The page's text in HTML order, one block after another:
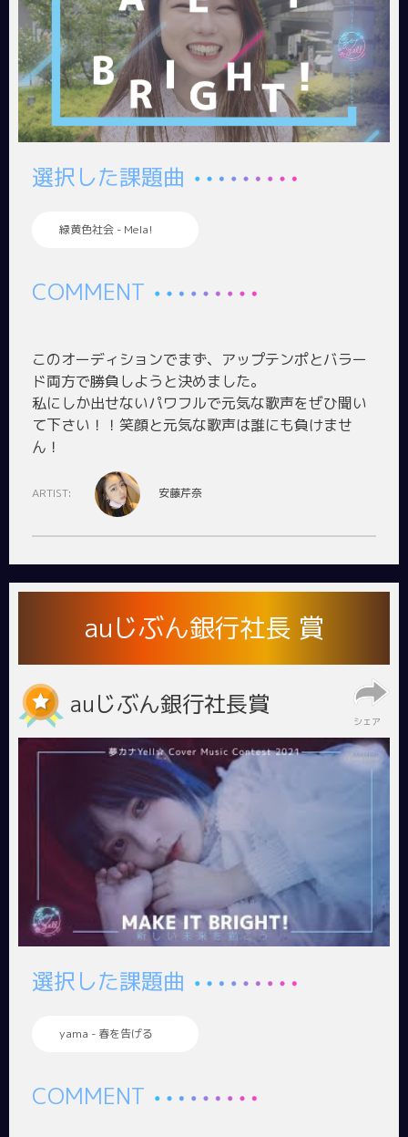
選択した課題曲
緑黄色社会 - Mela!
COMMENT
このオーディションでまず、アップテンポとバラー
ド両方で勝負しようと決めました。
私にしか出せないパワフルで元気な歌声をぜひ聞い
て下さい！！笑顔と元気な歌声は誰にも負けませ
ARTIST: 安藤芹奈
auじぶん銀行社長 賞
auじぶん銀行社長賞
シェア
選択した課題曲
yama - 春を告げる
COMMENT